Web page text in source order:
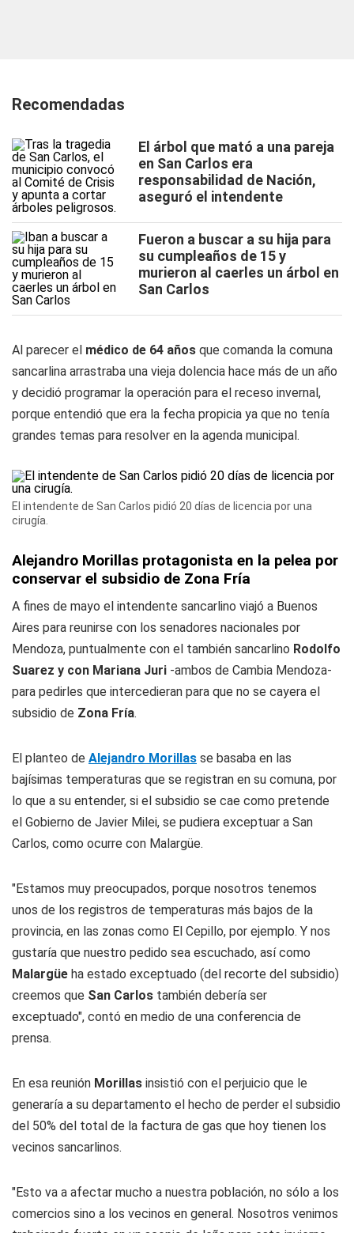
Recomendadas
El árbol que mató a una pareja
en San Carlos era
responsabilidad de Nación,
aseguró el intendente
Fueron a buscar a su hija para
su cumpleaños de 15 y
murieron al caerles un árbol en
San Carlos
Al parecer el médico de 64 años que comanda la comuna
sancarlina arrastraba una vieja dolencia hace más de un año
y decidió programar la operación para el receso invernal,
porque entendió que era la fecha propicia ya que no tenía
grandes temas para resolver en la agenda municipal.
El intendente de San Carlos pidió 20 días de licencia por una
cirugía.
Alejandro Morillas protagonista en la pelea por
conservar el subsidio de Zona Fría
A fines de mayo el intendente sancarlino viajó a Buenos
Aires para reunirse con los senadores nacionales por
Mendoza, puntualmente con el también sancarlino Rodolfo
Suarez y con Mariana Juri -ambos de Cambia Mendoza-
para pedirles que intercedieran para que no se cayera el
subsidio de Zona Fría.
El planteo de Alejandro Morillas se basaba en las
bajísimas temperaturas que se registran en su comuna, por
lo que a su entender, si el subsidio se cae como pretende
el Gobierno de Javier Milei, se pudiera exceptuar a San
Carlos, como ocurre con Malargüe.
"Estamos muy preocupados, porque nosotros tenemos
unos de los registros de temperaturas más bajos de la
provincia, en las zonas como El Cepillo, por ejemplo. Y nos
gustaría que nuestro pedido sea escuchado, así como
Malargüe ha estado exceptuado (del recorte del subsidio)
creemos que San Carlos también debería ser
exceptuado", contó en medio de una conferencia de
prensa.
En esa reunión Morillas insistió con el perjuicio que le
generaría a su departamento el hecho de perder el subsidio
del 50% del total de la factura de gas que hoy tienen los
vecinos sancarlinos.
"Esto va a afectar mucho a nuestra población, no sólo a los
comercios sino a los vecinos en general. Nosotros venimos